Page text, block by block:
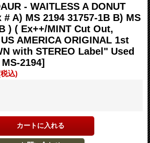
- WAITLESS A DONUT
A) MS 2194 31757-1B B) MS
) ( Ex++/MINT Cut Out,
AMERICA ORIGINAL 1st
with STEREO Label" Used
2194]
込)